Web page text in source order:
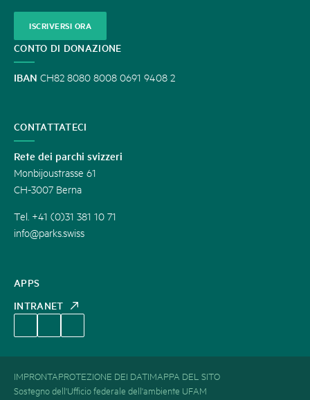
APPS
INTRANET
ISCRIVERSI ORA
CONTO DI DONAZIONE
IBAN CH82 8080 8008 0691 9408 2
CONTATTATECI
Rete dei parchi svizzeri
Monbijoustrasse 61
CH-3007 Berna
Tel. +41 (0)31 381 10 71
info@parks.swiss
IMPRONTAPROTEZIONE DEI DATIMAPPA DEL SITO
Sostegno dell'Ufficio federale dell'ambiente UFAM